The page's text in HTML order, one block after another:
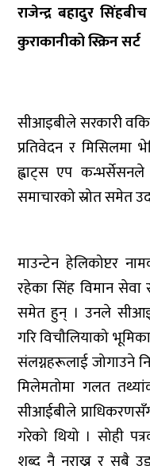
राजेन्द्र बहादुर
कुराकानीको स्क्रिन सर्ट
सीआइबीले सरकारी
प्रतिवेदन र मिसिलमा
ह्वाट्स एप कन्भर्सेसनले
समाचारको स्रोत समेत
माउन्टेन हेलिकोप्टर
रहेका सिंह विमान सेवा
समेत हुन् । उनले
गरि विचौलियाको
संलग्नहरूलाई जोगाउने
मिलेमतोमा गलत
सीआईबीले
गरेको थियो । सोही